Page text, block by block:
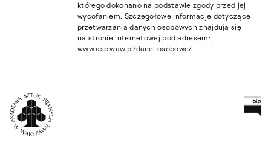
którego dokonano na podstawie zgody przed jej
wycofaniem. Szczegółowe informacje dotyczące
przetwarzania danych osobowych znajdują się
na stronie internetowej pod adresem:
www.asp.waw.pl/dane-osobowe/.